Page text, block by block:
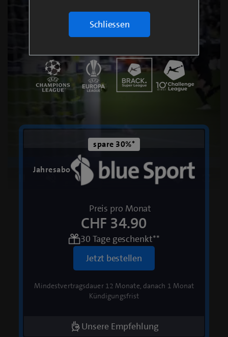
Loaded
100.00%
Jahresabo
spare 30%*
Preis pro Monat
CHF 34.90
30 Tage geschenkt**
Jetzt bestellen
Mindestvertragsdauer 12 Monate, danach 1 Monat
Kündigungsfrist
Unsere Empfehlung
Schliessen